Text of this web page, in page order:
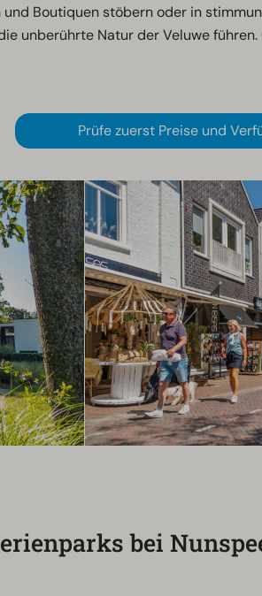
Boutiquen stöbern oder in
unberührte Natur der Veluwe
Prüfe zuerst Preise und
bei